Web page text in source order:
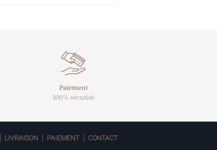
Paiement
100% sécurisé
LIVRAISON PAIEMENT CONTACT